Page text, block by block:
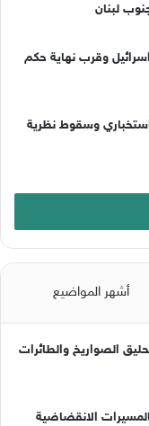
لبنان
وقرب نهاية حكم
وسقوط نظرية
أشهر المواضيع
الصواريخ والطائرات
الانقضاضية